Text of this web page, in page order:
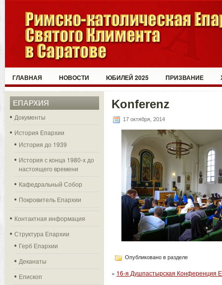
ГЛАВНАЯ НОВОСТИ ЮБИЛЕЙ 2025 ПРИЗВАНИЕ
ЕПАРХИЯ
Документы
История Епархии
История до 1939
История с конца 1980-х до
настоящего времени
Кафедральный Собор
Покровитель Епархии
Контактная информация
Структура Епархии
Герб Епархии
Деканаты
Епископ
Konferenz
17 октября, 2014
Опубликовано в разделе
« 16-я Душпастырская Конференция